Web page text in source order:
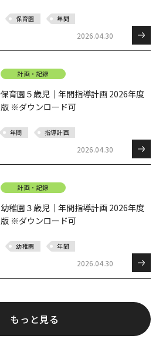
保育園 年間
2026.04.30
計画・記録
保育園５歳児｜年間指導計画 2026年度
版 ※ダウンロード可
年間 指導計画
2026.04.30
計画・記録
幼稚園３歳児｜年間指導計画 2026年度
版 ※ダウンロード可
幼稚園 年間
2026.04.30
もっと見る